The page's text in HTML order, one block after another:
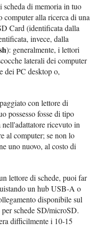
di memoria in tuo
computer alla ricerca di una
Card (identificata dalla
invece, dalla
): generalmente, i lettori
laterali dei computer
dei PC desktop o,
con lettore di
possesso fosse di tipo
ricevuto in
al computer; se non lo
uno nuovo, al costo di
lettore di schede, puoi far
un hub USB-A o
disponibile sul
schede SD/microSD.
difficilmente i 10-15